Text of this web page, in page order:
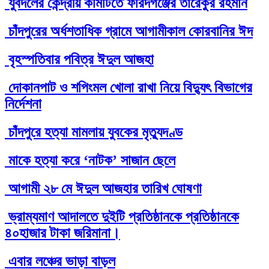
যুবদলের কেন্দ্রীয় কমিটিতে ফরিদগঞ্জের তারেকুর রহমান
চাঁদপুরের অর্ধশতাধিক গ্রামে আগামীকাল কোরবানির ঈদ
বৃহস্পতিবার পবিত্র ঈদুল আজহা
দোকানপাট ও শপিংমল খোলা রাখা নিয়ে বিদ্যুৎ বিভাগের
নির্দেশনা
চাঁদপুরে হত্যা মামলায় যুবকের মৃত্যুদণ্ড
মাকে হত্যা করে ‘নাটক’ সাজান ছেলে
আগামী ২৮ মে ঈদুল আজহার তারিখ ঘোষণা
ভ্রাম্যমাণ আদালতে দুইটি প্রতিষ্ঠানকে প্রতিষ্ঠানকে
৪০হাজার টাকা জরিমানা।
এবার লঞ্চের ভাড়া বাড়ল